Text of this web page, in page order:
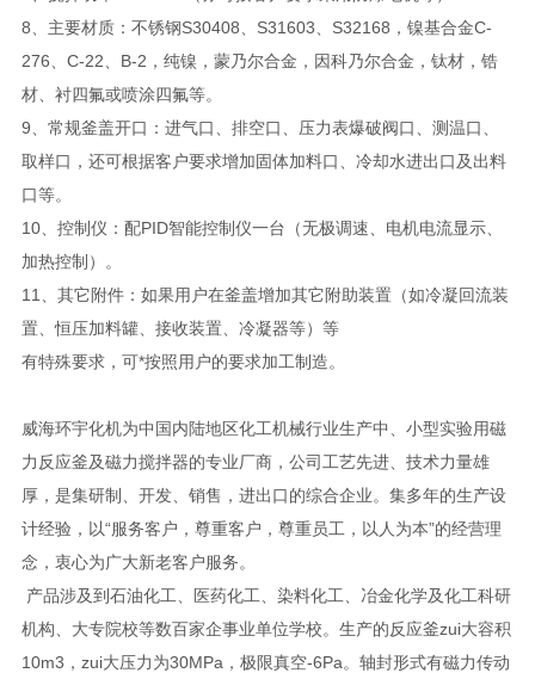
8、主要材质：不锈钢S30408、S31603、S32168，镍基合金C-
276、C-22、B-2，纯镍，蒙乃尔合金，因科乃尔合金，钛材，锆
材、衬四氟或喷涂四氟等。
9、常规釜盖开口：进气口、排空口、压力表爆破阀口、测温口、
取样口，还可根据客户要求增加固体加料口、冷却水进出口及出料
口等。
10、控制仪：配PID智能控制仪一台（无极调速、电机电流显示、
加热控制）。
11、其它附件：如果用户在釜盖增加其它附助装置（如冷凝回流装
置、恒压加料罐、接收装置、冷凝器等）等
有特殊要求，可*按照用户的要求加工制造。
威海环宇化机为中国内陆地区化工机械行业生产中、小型实验用磁
力反应釜及磁力搅拌器的专业厂商，公司工艺先进、技术力量雄
厚，是集研制、开发、销售，进出口的综合企业。集多年的生产设
计经验，以“服务客户，尊重客户，尊重员工，以人为本”的经营理
念，衷心为广大新老客户服务。
产品涉及到石油化工、医药化工、染料化工、冶金化学及化工科研
机构、大专院校等数百家企事业单位学校。生产的反应釜zui大容积
10m3，zui大压力为30MPa，极限真空-6Pa。轴封形式有磁力传动